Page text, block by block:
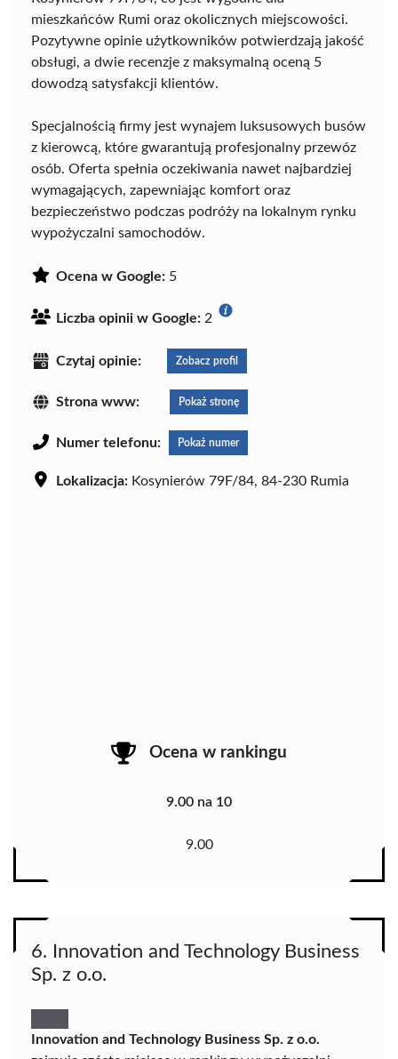
mieszkańców Rumi oraz okolicznych miejscowości.
Pozytywne opinie użytkowników potwierdzają jakość
obsługi, a dwie recenzje z maksymalną oceną 5
dowodzą satysfakcji klientów.
Specjalnością firmy jest wynajem luksusowych busów
z kierowcą, które gwarantują profesjonalny przewóz
osób. Oferta spełnia oczekiwania nawet najbardziej
wymagających, zapewniając komfort oraz
bezpieczeństwo podczas podróży na lokalnym rynku
wypożyczalni samochodów.
Ocena w Google: 5
Liczba opinii w Google: 2
Czytaj opinie: Zobacz profil
Strona www: Pokaż stronę
Numer telefonu: Pokaż numer
Lokalizacja: Kosynierów 79F/84, 84-230 Rumia
Ocena w rankingu
9.00 na 10
9.00
6. Innovation and Technology Business
Sp. z o.o.
Innovation and Technology Business Sp. z o.o.